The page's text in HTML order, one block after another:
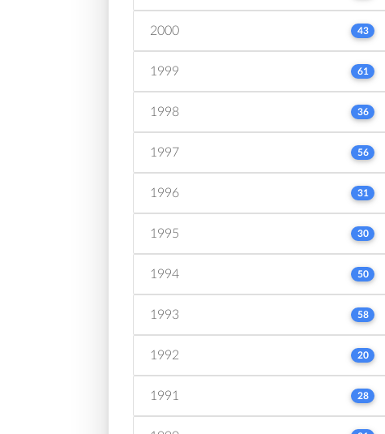
2000 43
1999 61
1998 36
1997 56
1996 31
1995 30
1994 50
1993 58
1992 20
1991 28